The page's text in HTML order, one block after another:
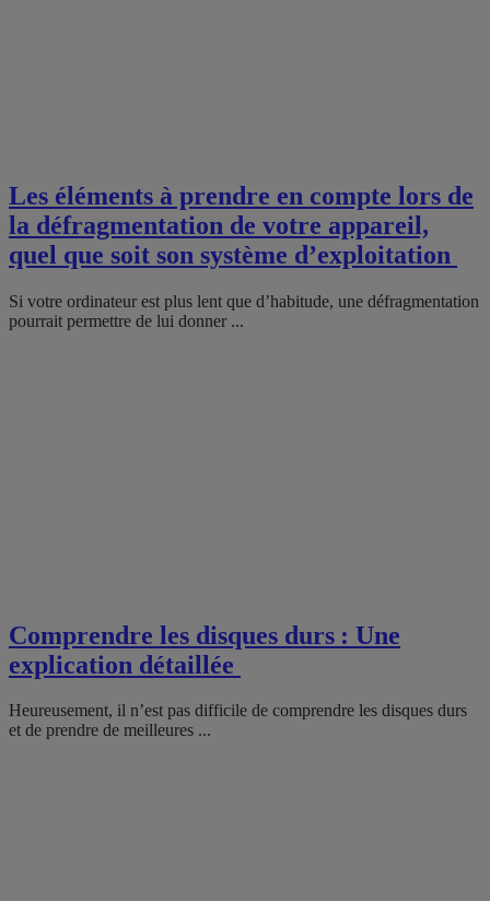
Les éléments à prendre en compte lors de
la défragmentation de votre appareil,
quel que soit son système d’exploitation
Si votre ordinateur est plus lent que d’habitude, une défragmentation
pourrait permettre de lui donner ...
Comprendre les disques durs : Une
explication détaillée
Heureusement, il n’est pas difficile de comprendre les disques durs
et de prendre de meilleures ...